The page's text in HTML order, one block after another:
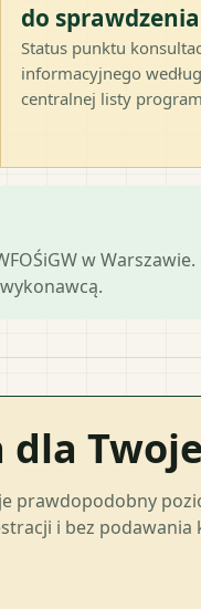
do sprawdzenia
Status punktu
informacyjnego według
centralnej listy
w
prawdopodobny
i bez podawania